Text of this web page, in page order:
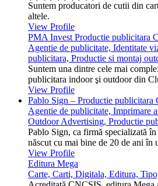
Suntem producatori de cutii din
altele.
View Profile
PMA Invest Productie publicitara
Agentie de publicitate, Identitate
publicitara, Productie si montaj
Suntem una dintre cele mai
publicitara indoor şi outdoor din
View Profile
Pablo Sign – Productie publicitara
Agentie de publicitate, Imprimare
Outdoor Advertising, Productie
Pablo Sign, ca firmă specializată
născut cu mai bine de 20 de ani în
View Profile
Editura Mega
Carte, Carti, Digitala, Editura,